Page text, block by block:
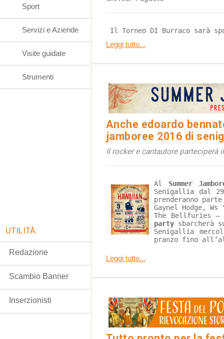
Il Torneo DI Burraco sarà
Leggi tutto...
Anche edoardo
jamboree 2016 di
Il rocker e cantautore parteciperà
Al Summer
Senigallia dal
prenderanno
Gaynel Hodge,
The Bellfuries
party sbarcherà
Senigallia
pranzo fino
Leggi tutto...
Sport
Servizi e Aziende
Visite guidate
Strumenti
UTILITÀ:
Redazione
Scambio Banner
Inserzionisti